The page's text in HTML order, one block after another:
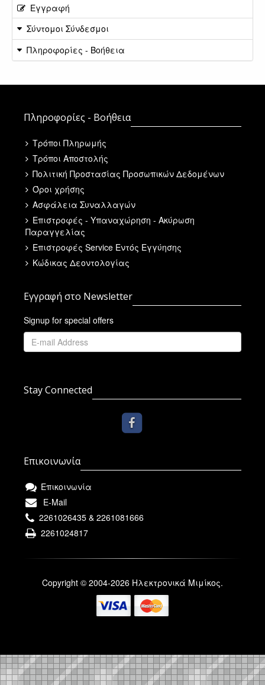
Εγγραφή
Σύντομοι Σύνδεσμοι
Πληροφορίες - Βοήθεια
Πληροφορίες - Βοήθεια
Τρόποι Πληρωμής
Τρόποι Αποστολής
Πολιτική Προστασίας Προσωπικών Δεδομένων
Όροι χρήσης
Ασφάλεια Συναλλαγών
Επιστροφές - Υπαναχώρηση - Ακύρωση
Παραγγελίας
Επιστροφές Service Εντός Εγγύησης
Κώδικας Δεοντολογίας
Εγγραφή στο Newsletter
Signup for special offers
Stay Connected
Επικοινωνία
Επικοινωνία
E-Mail
2261026435 & 2261081666
2261024817
Copyright © 2004-2026 Ηλεκτρονικά Μιμίκος.